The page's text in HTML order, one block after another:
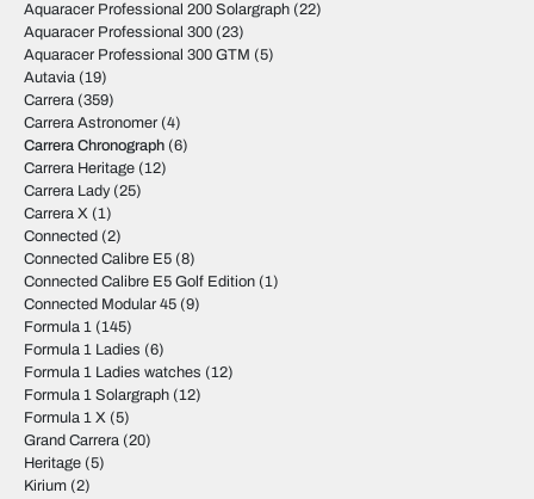
Aquaracer Professional 200 Solargraph (22)
Aquaracer Professional 300 (23)
Aquaracer Professional 300 GTM (5)
Autavia (19)
Carrera (359)
Carrera Astronomer (4)
Carrera Chronograph (6)
Carrera Heritage (12)
Carrera Lady(25)
Carrera X (1)
Connected (2)
Connected Calibre E5 (8)
Connected Calibre E5 Golf Edition (1)
Connected Modular 45 (9)
Formula 1 (145)
Formula 1 Ladies (6)
Formula 1 Ladies watches (12)
Formula 1 Solargraph (12)
Formula 1 X (5)
Grand Carrera (20)
Heritage (5)
Kirium (2)